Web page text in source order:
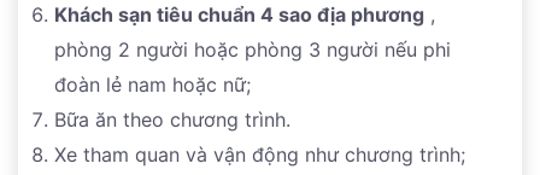
Khách sạn tiêu chuẩn 4 sao địa phương ,
phòng 2 người hoặc phòng 3 người nếu phi
đoàn lẻ nam hoặc nữ;
Bữa ăn theo chương trình.
Xe tham quan và vận động như chương trình;